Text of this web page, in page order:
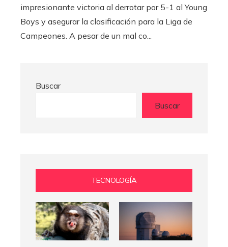
impresionante victoria al derrotar por 5-1 al Young
Boys y asegurar la clasificación para la Liga de
Campeones. A pesar de un mal co...
Buscar
Buscar
TECNOLOGÍA